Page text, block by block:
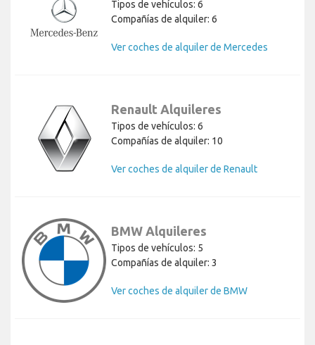
Tipos de vehículos: 6
Compañías de alquiler: 6
Ver coches de alquiler de Mercedes
Renault Alquileres
Tipos de vehículos: 6
Compañías de alquiler: 10
Ver coches de alquiler de Renault
BMW Alquileres
Tipos de vehículos: 5
Compañías de alquiler: 3
Ver coches de alquiler de BMW